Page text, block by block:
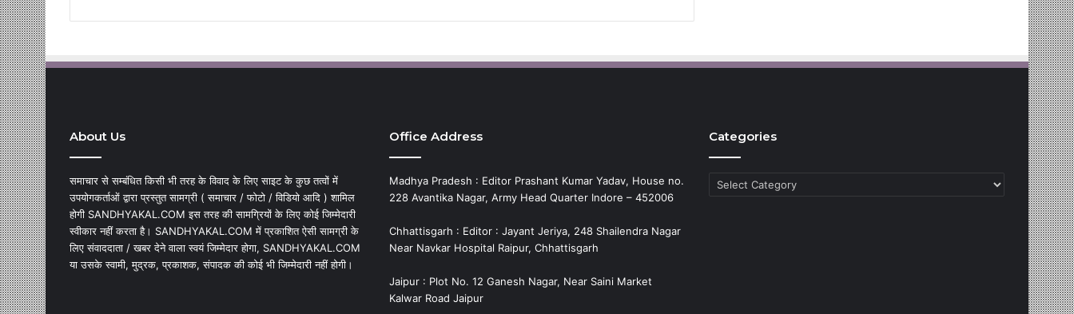
About Us
समाचार से सम्बंधित किसी भी तरह के विवाद के लिए साइट के कुछ तत्वों में
उपयोगकर्ताओं द्वारा प्रस्तुत सामग्री ( समाचार / फोटो / विडियो आदि ) शामिल
होगी SANDHYAKAL.COM इस तरह की सामग्रियों के लिए कोई जिम्मेदारी
स्वीकार नहीं करता है। SANDHYAKAL.COM में प्रकाशित ऐसी सामग्री के
लिए संवाददाता / खबर देने वाला स्वयं जिम्मेदार होगा, SANDHYAKAL.COM
या उसके स्वामी, मुद्रक, प्रकाशक, संपादक की कोई भी जिम्मेदारी नहीं होगी।
Office Address
Madhya Pradesh : Editor Prashant Kumar Yadav, House no.
228 Avantika Nagar, Army Head Quarter Indore – 452006
Chhattisgarh : Editor : Jayant Jeriya, 248 Shailendra Nagar
Near Navkar Hospital Raipur, Chhattisgarh
Jaipur : Plot No. 12 Ganesh Nagar, Near Saini Market
Kalwar Road Jaipur
Categories
Categories